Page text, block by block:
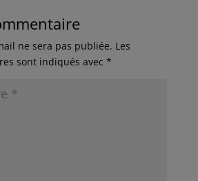
ne sera pas publiée. Les
sont indiqués avec *